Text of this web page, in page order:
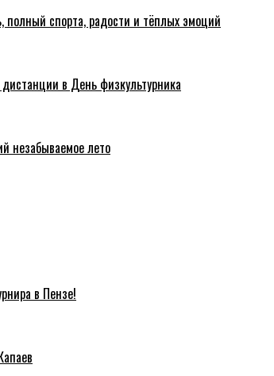
полный спорта, радости и тёплых эмоций
в День физкультурника
незабываемое лето
в Пензе!